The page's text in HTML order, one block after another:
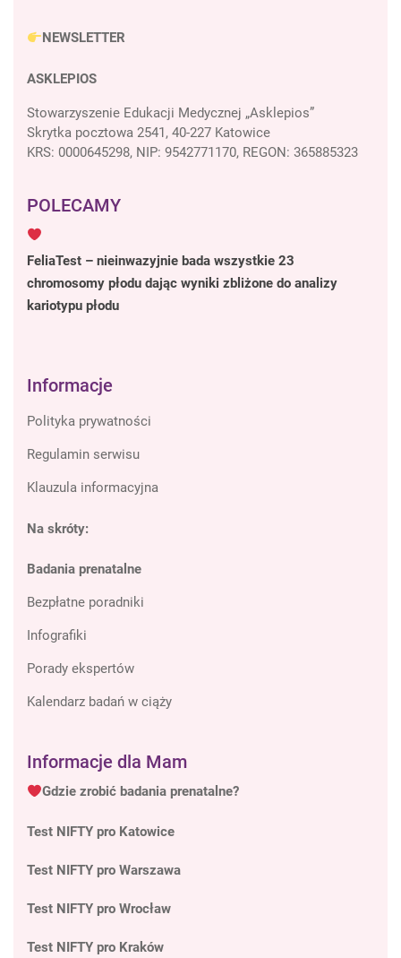
NEWSLETTER
ASKLEPIOS
Stowarzyszenie Edukacji Medycznej „Asklepios”
Skrytka pocztowa 2541, 40-227 Katowice
KRS: 0000645298, NIP: 9542771170, REGON: 365885323
POLECAMY
FeliaTest – nieinwazyjnie bada wszystkie 23
chromosomy płodu dając wyniki zbliżone do analizy
kariotypu płodu
Informacje
Polityka prywatności
Regulamin serwisu
Klauzula informacyjna
Na skróty:
Badania prenatalne
Bezpłatne poradniki
Infografiki
Porady ekspertów
Kalendarz badań w ciąży
Informacje dla Mam
Gdzie zrobić badania prenatalne?
Test NIFTY pro Katowice
Test NIFTY pro Warszawa
Test NIFTY pro Wrocław
Test NIFTY pro Kraków